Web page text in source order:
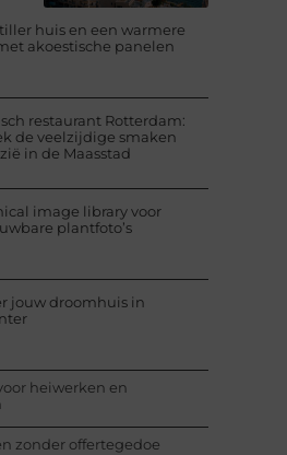
huis en een warmere
akoestische panelen
restaurant Rotterdam:
de veelzijdige smaken
in de Maasstad
image library voor
plantfoto’s
jouw droomhuis in
heiwerken en
zonder offertegedoe